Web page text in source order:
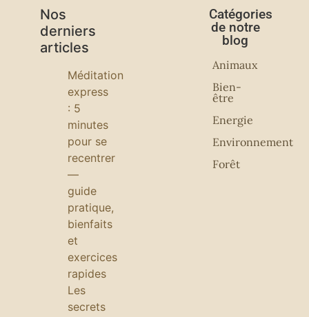
Nos
derniers
articles
Méditation
express
: 5
minutes
pour se
recentrer
—
guide
pratique,
bienfaits
et
exercices
rapides
Les
secrets
Catégories
de notre
blog
Animaux
Bien-
être
Energie
Environnement
Forêt